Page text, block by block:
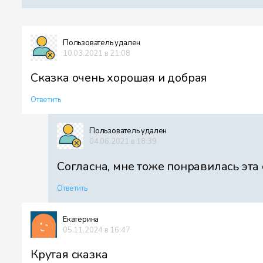
Пользователь удален
10.03.2021 в 21:08
Сказка очень хорошая и добрая
Ответить
Пользователь удален
04.06.2021 в 18:39
Согласна, мне тоже понравилась эта
Ответить
Екатерина
05.11.2024 в 16:47
Крутая сказка